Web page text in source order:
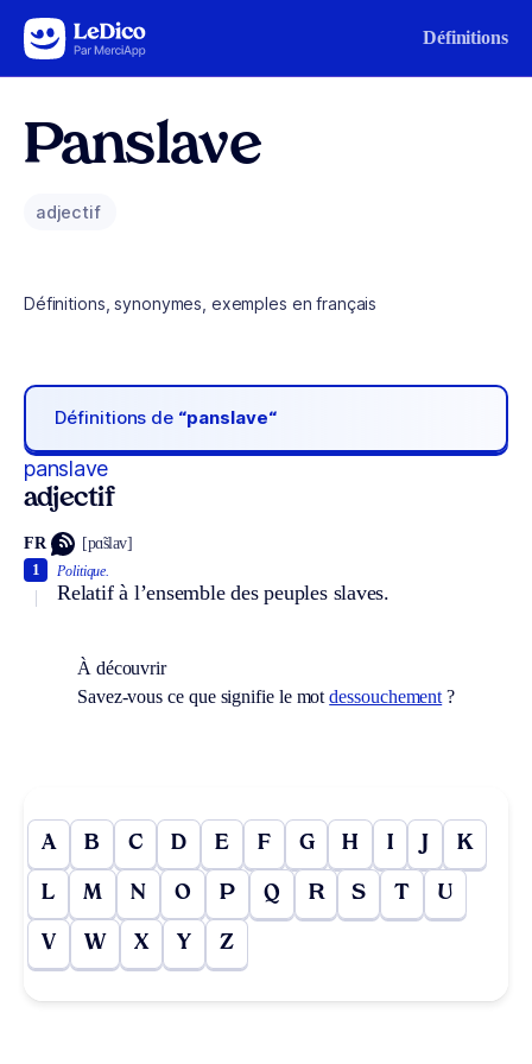
Aller au contenu Définitions
Panslave
adjectif
Définitions, synonymes, exemples en français
Définitions de “panslave“
panslave
adjectif
FR [pɑ̃slav]
Politique.
Relatif à l’ensemble des peuples slaves.
1
À découvrir
Savez-vous ce que signifie le motdessouchement ?
A B C D E F G H I J K
L M N O P Q R S T U
V W X Y Z